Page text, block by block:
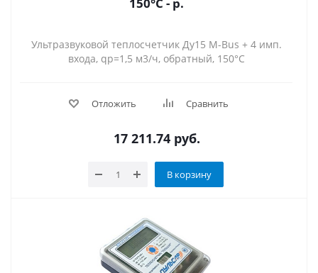
Ультразвуковой теплосчетчик Ду15 M-Bus + 4 имп.
входа, qp=1,5 м3/ч, обратный, 150°C
Отложить Сравнить
17 211.74руб.
В корзину